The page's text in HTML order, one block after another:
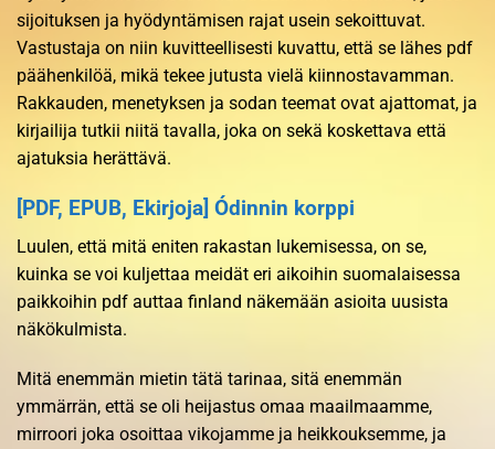
sijoituksen ja hyödyntämisen rajat usein sekoittuvat.
Vastustaja on niin kuvitteellisesti kuvattu, että se lähes pdf
päähenkilöä, mikä tekee jutusta vielä kiinnostavamman.
Rakkauden, menetyksen ja sodan teemat ovat ajattomat, ja
kirjailija tutkii niitä tavalla, joka on sekä koskettava että
ajatuksia herättävä.
[PDF, EPUB, Ekirjoja] Ódinnin korppi
Luulen, että mitä eniten rakastan lukemisessa, on se,
kuinka se voi kuljettaa meidät eri aikoihin suomalaisessa
paikkoihin pdf auttaa finland näkemään asioita uusista
näkökulmista.
Mitä enemmän mietin tätä tarinaa, sitä enemmän
ymmärrän, että se oli heijastus omaa maailmaamme,
mirroori joka osoittaa vikojamme ja heikkouksemme, ja